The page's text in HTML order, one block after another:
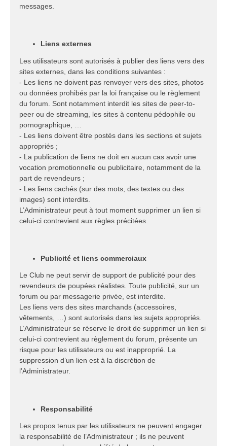
messages.
Liens externes
Les utilisateurs sont autorisés à publier des liens vers des
sites externes, dans les conditions suivantes :
- Les liens ne doivent pas renvoyer vers des sites, photos
ou données prohibés par la loi française ou le règlement
du forum. Sont notamment interdit les sites de peer-to-
peer ou de streaming, les sites à contenu pédophile ou
pornographique, …
- Les liens doivent être postés dans les sections et sujets
appropriés ;
- La publication de liens ne doit en aucun cas avoir une
vocation promotionnelle ou publicitaire, notamment de la
part de revendeurs ;
- Les liens cachés (sur des mots, des textes ou des
images) sont interdits.
L’Administrateur peut à tout moment supprimer un lien si
celui-ci contrevient aux règles précitées.
Publicité et liens commerciaux
Le Club ne peut servir de support de publicité pour des
revendeurs de poupées réalistes. Toute publicité, sur un
forum ou par messagerie privée, est interdite.
Les liens vers des sites marchands (accessoires,
vêtements, …) sont autorisés dans les sujets appropriés.
L’Administrateur se réserve le droit de supprimer un lien si
celui-ci contrevient au règlement du forum, présente un
risque pour les utilisateurs ou est inapproprié. La
suppression d’un lien est à la discrétion de
l’Administrateur.
Responsabilité
Les propos tenus par les utilisateurs ne peuvent engager
la responsabilité de l’Administrateur ; ils ne peuvent